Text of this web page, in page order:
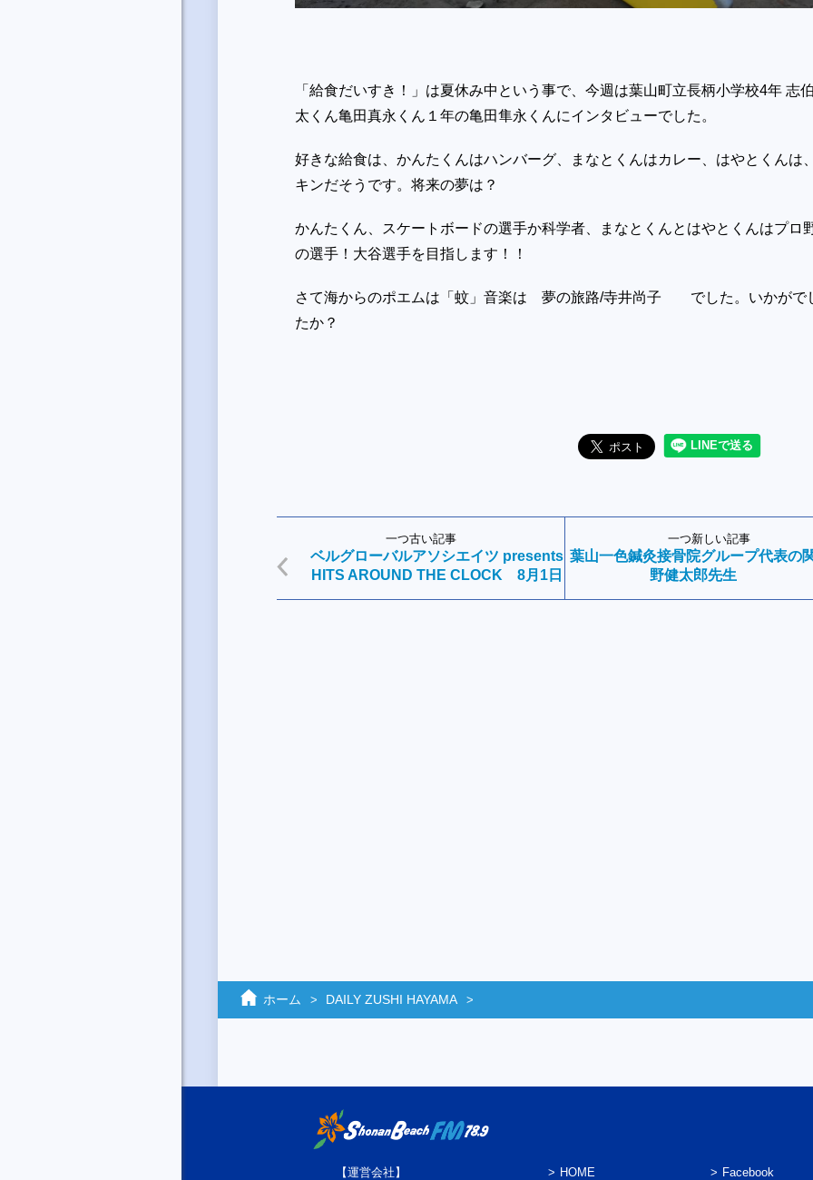
「給食だいすき！」は夏休み中という事で、今週は葉山町立長柄小学校4年 志
太くん亀田真永くん１年の亀田隼永くんにインタビューでした。
好きな給食は、かんたくんはハンバーグ、まなとくんはカレー、はやとくんは
キンだそうです。将来の夢は？
かんたくん、スケートボードの選手か科学者、まなとくんとはやとくんはプロ
の選手！大谷選手を目指します！！
さて海からのポエムは「蚊」音楽は 夢の旅路/寺井尚子 でした。いかがで
たか？
一つ古い記事
ベルグローバルアソシエイツ presents
HITS AROUND THE CLOCK 8月1日
一つ新しい記事
葉山一色鍼灸接骨院グループ代表の
野健太郎先生
ホーム DAILY ZUSHI HAYAMA
【運営会社】 HOME Facebook